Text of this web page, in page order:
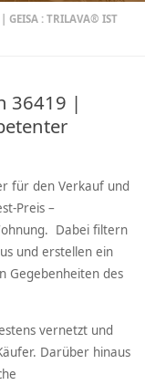
GEISA : TRILAVA® IST
36419 |
für den Verkauf und
Preis –
Dabei filtern
und erstellen ein
Gegebenheiten des
vernetzt und
Darüber hinaus